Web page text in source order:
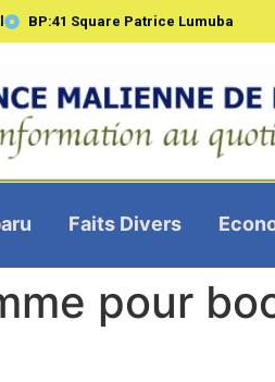
BP:41 Square Patrice Lumuba
Faits Divers
pour